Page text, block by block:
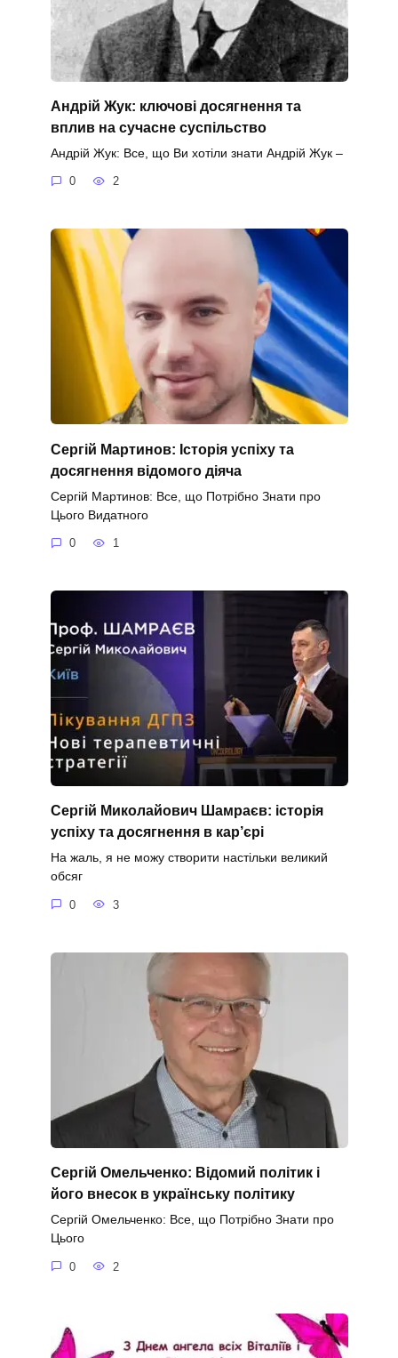
Андрій Жук: ключові досягнення та
вплив на сучасне суспільство
Андрій Жук: Все, що Ви хотіли знати Андрій Жук –
0 2
Сергій Мартинов: Історія успіху та
досягнення відомого діяча
Сергій Мартинов: Все, що Потрібно Знати про
Цього Видатного
0 1
Сергій Миколайович Шамраєв: історія
успіху та досягнення в кар’єрі
На жаль, я не можу створити настільки великий
обсяг
0 3
Сергій Омельченко: Відомий політик і
його внесок в українську політику
Сергій Омельченко: Все, що Потрібно Знати про
Цього
0 2